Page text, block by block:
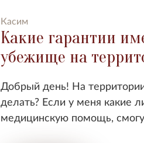
Касим
Какие гарантии
убежище на
Добрый день! На
делать? Если у меня какие
медицинскую помощь,